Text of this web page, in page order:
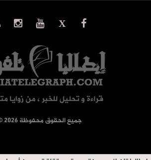
© جميع الحقوق محفوظة 2026